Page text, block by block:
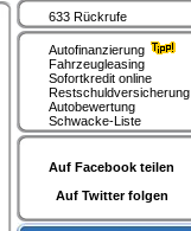
633 Rückrufe
Autofinanzierung
Fahrzeugleasing
Sofortkredit online
Restschuldversicherung
Autobewertung
Schwacke-Liste
Auf Facebook teilen
Auf Twitter folgen